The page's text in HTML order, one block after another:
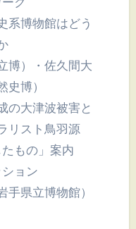
系博物館はどう
）・佐久間大
史博）
大津波被害と
リスト鳥羽源
もの」案内
ョン
県立博物館）